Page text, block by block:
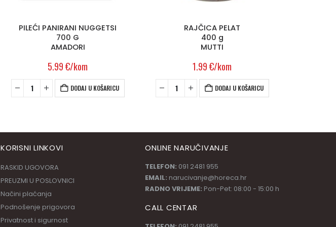
RAJČICA PELAT
400 g
MUTTI
1.99€/kom
DODAJ U KOŠARICU
MASLAC
200 g
LURPAK
2.69€/kom
DODAJ U KOŠARICU
KORISNI LINKOVI
RASKID UGOVORA
PREUZMI U POSLOVNICI
Načini plaćanja
Podnošenje prigovora
Privatnost i sigurnost
ONLINE NARUČIVANJE
TELEFON: 091 2481 955
EMAIL: narucivanje@horeca.hr
RADNO VRIJEME: Pon-Pet: 08:00 - 15:00 h
CALL CENTAR